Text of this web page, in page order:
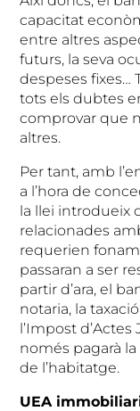
capacitat
entre altres
futurs, la seva
despeses fixes…
tots els dubtes
comprovar que
altres.
Per tant, amb
a l’hora de
la llei introdueix
relacionades
requerien
passaran a ser
partir d’ara, el
notaria, la
l’Impost
només pagarà la
de l’habitatge.
UEA